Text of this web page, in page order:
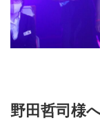
野田哲司様